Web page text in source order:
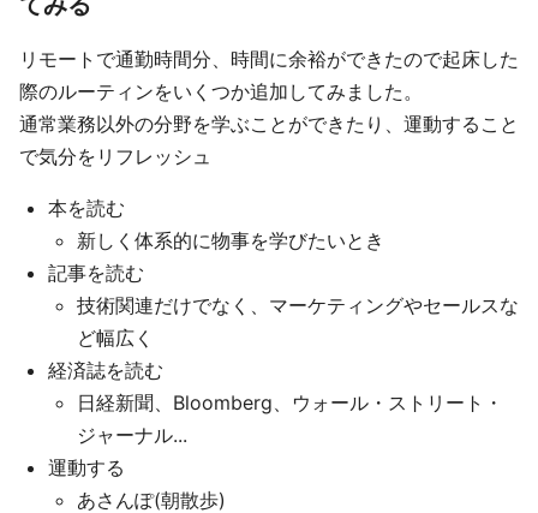
リモートで通勤時間分、時間に余裕ができたので起床した
際のルーティンをいくつか追加してみました。
通常業務以外の分野を学ぶことができたり、運動すること
で気分をリフレッシュ
本を読む
新しく体系的に物事を学びたいとき
記事を読む
技術関連だけでなく、マーケティングやセールスな
ど幅広く
経済誌を読む
日経新聞、Bloomberg、ウォール・ストリート・
ジャーナル...
運動する
あさんぽ(朝散歩)